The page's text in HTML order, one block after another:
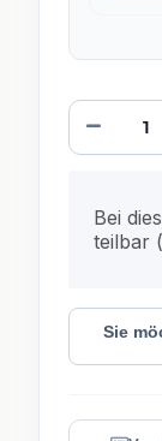
Bei
teilbar
Sie